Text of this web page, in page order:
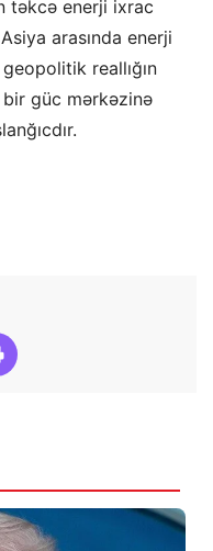
təkcə enerji ixrac
arasında enerji
reallığın
güc mərkəzinə